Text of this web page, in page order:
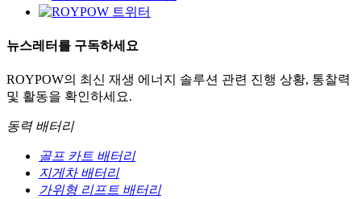
뉴스레터를 구독하세요
ROYPOW의 최신 재생 에너지 솔루션 관련 진행 상황, 통찰력
및 활동을 확인하세요.
동력 배터리
골프 카트 배터리
지게차 배터리
가위형 리프트 배터리